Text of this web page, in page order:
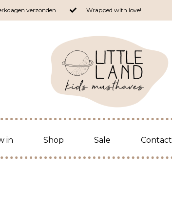
verzonden Wrapped with love!
in Shop Sale Contact